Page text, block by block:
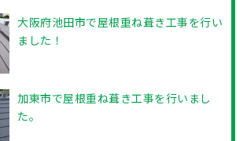
大阪府池田市で屋根重ね葺き工事を行い
ました！
加東市で屋根重ね葺き工事を行いまし
た。